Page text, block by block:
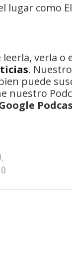
lugar como
verla o
.
puede
nuestro
,